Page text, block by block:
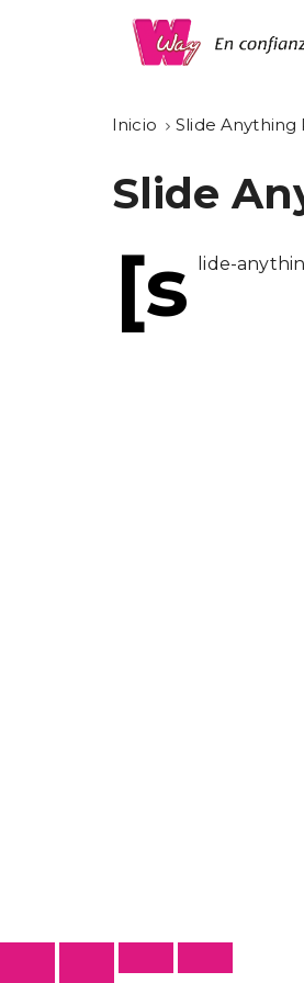
Inicio Slide
Slide
[s lide-